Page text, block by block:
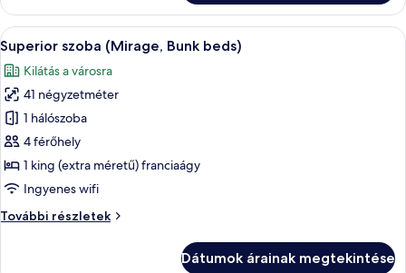
view)
Panoramic
Sea
view)
további
részletei
A
következő
szoba
összes
képének
megtekintése:
Superior
szoba
(Mirage,
Bunk
Egy erkély, rajta egy fonott székkel
12
Superior szoba (Mirage, Bunk beds)
Kilátás a városra
41 négyzetméter
1 hálószoba
4 férőhely
1 king (extra méretű) franciaágy
Ingyenes wifi
További részletek
Superior
Dátumok árainak megtekintése